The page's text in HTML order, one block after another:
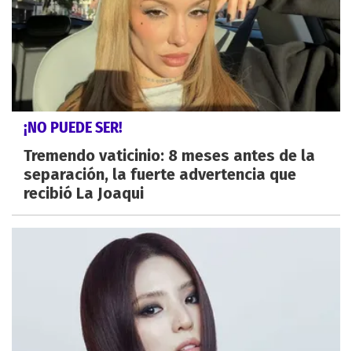
¡NO PUEDE SER!
Tremendo vaticinio: 8 meses antes de la
separación, la fuerte advertencia que
recibió La Joaqui